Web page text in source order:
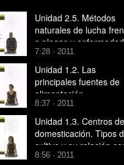
Unidad 2.5. Métodos
naturales de lucha
a plagas y
7:28 · 2011
Unidad 1.2. Las
principales fuentes de
alimentación
8:37 · 2011
Unidad 1.3. Centros de
domesticación. Tipos
cultivo y su relación
las características
8:56 · 2011